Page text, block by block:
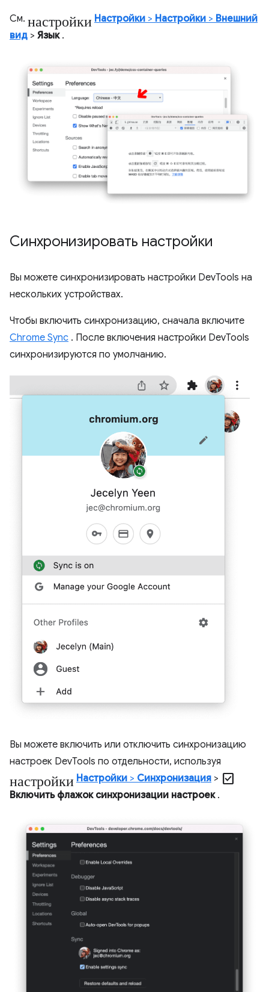
См. настройки Настройки > Настройки > Внешний
вид > Язык.
Синхронизировать настройки
Вы можете синхронизировать настройки DevTools на
нескольких устройствах.
Чтобы включить синхронизацию, сначала включите
Chrome Sync . После включения настройки DevTools
синхронизируются по умолчанию.
Вы можете включить или отключить синхронизацию
настроек DevTools по отдельности, используя
настройки Настройки > Синхронизация > check_box
Включить флажок синхронизации настроек.